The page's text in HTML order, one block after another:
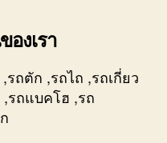
องเรา
ถตัก ,รถไถ ,รถเกี่ยว
รถแบคโฮ ,รถ